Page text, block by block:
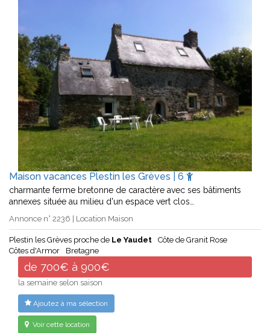
Maison vacances Plestin les Grèves | 6
charmante ferme bretonne de caractère avec ses bâtiments
annexes située au milieu d'un espace vert clos…
Annonce n° 2236 | Location Maison
Plestin les Grèves proche de Le Yaudet
Côte de Granit Rose
Côtes d'Armor
Bretagne
de 700€ à 900€
la semaine selon saison
Ajoutez à ma sélection
Voir cette location